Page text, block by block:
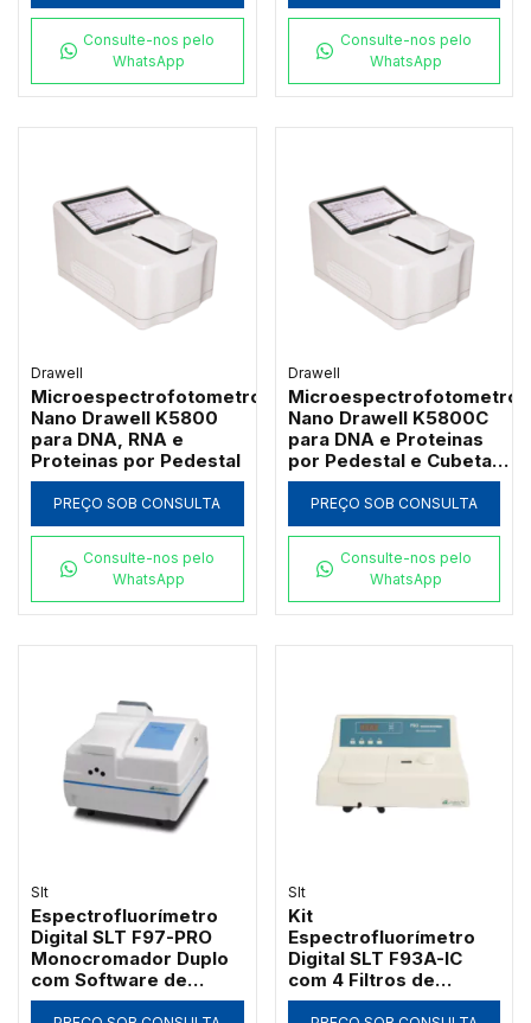
Consulte-nos pelo
WhatsApp
Consulte-nos pelo
WhatsApp
Drawell
Microespectrofotometro
Nano Drawell K5800
para DNA, RNA e
Proteinas por Pedestal
PREÇO SOB CONSULTA
Consulte-nos pelo
WhatsApp
Drawell
Microespectrofotometro
Nano Drawell K5800C
para DNA e Proteinas
por Pedestal e Cubeta
com Agitacao
PREÇO SOB CONSULTA
Consulte-nos pelo
WhatsApp
Slt
Espectrofluorímetro
Digital SLT F97-PRO
Monocromador Duplo
com Software de
Varredura 3D (200 a
Slt
Kit
Espectrofluorímetro
Digital SLT F93A-IC
com 4 Filtros de
Excitação Fenda 12nm